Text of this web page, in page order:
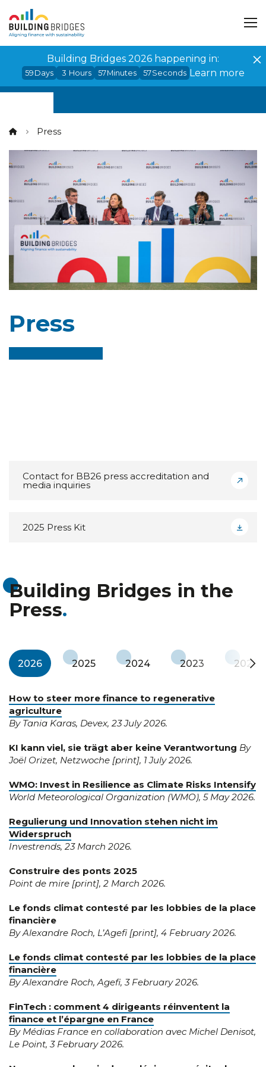
Building Bridges 2026 happening in:
59 Days 3 Hours 57Minutes 57Seconds Learn more
Press
Press
Building Bridges in the
Press
2026 2025 2024 2023 2022
How to steer more finance to regenerative
agriculture
By Tania Karas, Devex, 23 July 2026.
KI kann viel, sie trägt aber keine Verantwortung By
Joël Orizet, Netzwoche [print], 1 July 2026.
WMO: Invest in Resilience as Climate Risks Intensify
World Meteorological Organization (WMO), 5 May 2026.
Regulierung und Innovation stehen nicht im
Widerspruch
Investrends, 23 March 2026.
Construire des ponts 2025
Point de mire [print], 2 March 2026.
Le fonds climat contesté par les lobbies de la place
financière
By Alexandre Roch, L’Agefi [print], 4 February 2026.
Le fonds climat contesté par les lobbies de la place
financière
By Alexandre Roch, Agefi, 3 February 2026.
FinTech : comment 4 dirigeants réinventent la
finance et l’épargne en France
By Médias France en collaboration avec Michel Denisot,
Le Point, 3 February 2026.
Contact for BB26 press accreditation and
media inquiries
2025 Press Kit
Cookies management panel